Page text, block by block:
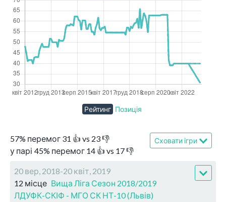
57% перемог 31 👍 vs 23👎
у парі 45% перемог 14 👍 vs 17👎
Сховати ігри
20 вер, 2018-20 квіт, 2019
12 місце Вища Ліга Сезон 2018/2019
ЛДУФК-СКІФ - МГО СК НТ-10 (Львів)
Рейтинг Позиція